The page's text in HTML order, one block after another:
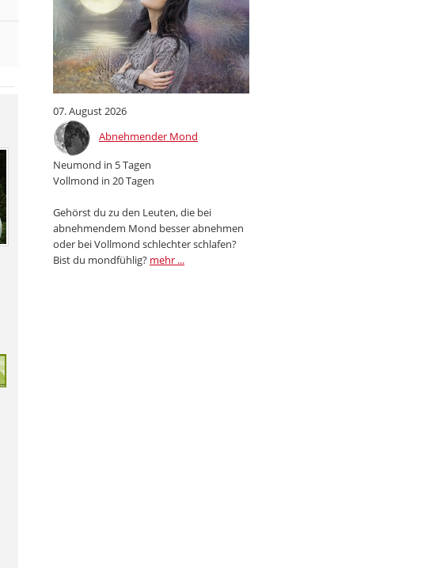
07. August 2026
Abnehmender Mond
Neumond in 5 Tagen
Vollmond in 20 Tagen
Gehörst du zu den Leuten, die bei
abnehmendem Mond besser abnehmen
oder bei Vollmond schlechter schlafen?
Bist du mondfühlig? mehr ...